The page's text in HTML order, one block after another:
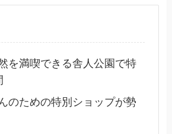
を満喫できる舎人公園で特
のための特別ショップが勢